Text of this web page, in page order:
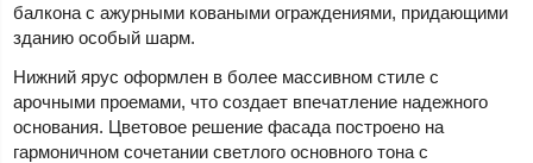
балкона с ажурными коваными ограждениями, придающими
зданию особый шарм.
Нижний ярус оформлен в более массивном стиле с
арочными проемами, что создает впечатление надежного
основания. Цветовое решение фасада построено на
гармоничном сочетании светлого основного тона с